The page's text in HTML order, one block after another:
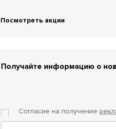
Посмотреть акции
Получайте информацию о
Согласие на получение